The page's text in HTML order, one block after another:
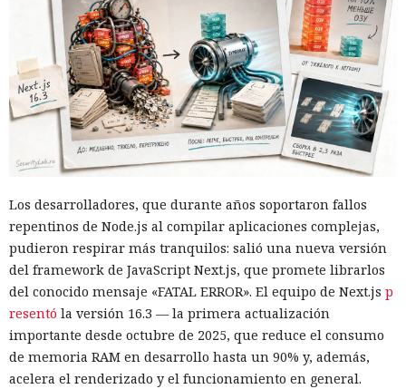
El navegador que por sí mismo navega por páginas, rellena
formularios y se comunica con sitios en lugar del
propietario resultó capaz de volver esas mismas funciones
especialistas de la empresa Zenity mostraron cómo el
navegador Atlas de OpenAI fue engañado para enviar
mensajes a contactos de WhatsApp y gestionar compras en
Amazon sin el conocimiento del usuario.
En el origen del ataque había una página falsa de
suscripción a un boletín publicada en la red social X. Dentro
de la página ocultaron instrucciones en hebreo: las
escribieron deliberadamente en un idioma menos común
Los desarrolladores, que durante años soportaron fallos
repentinos de Node.js al compilar aplicaciones complejas,
pudieron respirar más tranquilos: salió una nueva versión
del framework de JavaScript Next.js, que promete librarlos
del conocido mensaje «FATAL ERROR». El equipo de Next.js p
resentó la versión 16.3 — la primera actualización
importante desde octubre de 2025, que reduce el consumo
de memoria RAM en desarrollo hasta un 90% y, además,
acelera el renderizado y el funcionamiento en general.